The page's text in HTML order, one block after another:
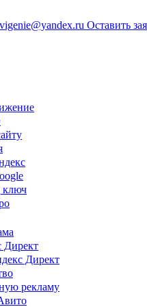
Оставить
ключ
Директ
Директ
рекламу